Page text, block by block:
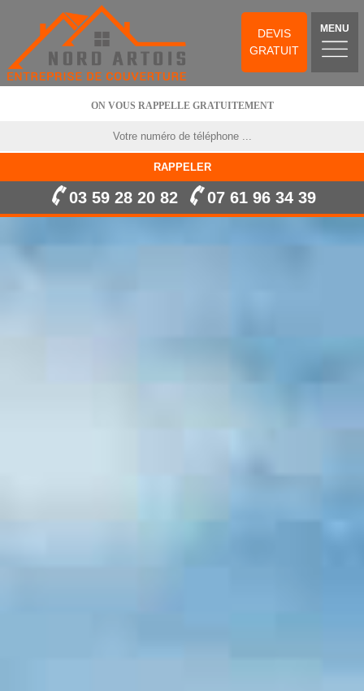
DEVIS
GRATUIT
MENU
ON VOUS RAPPELLE GRATUITEMENT
03 59 28 20 82 07 61 96 34 39